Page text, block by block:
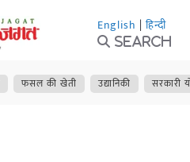
English | हिन्दी
Search
फसल की खेती उद्यानिकी सरकारी